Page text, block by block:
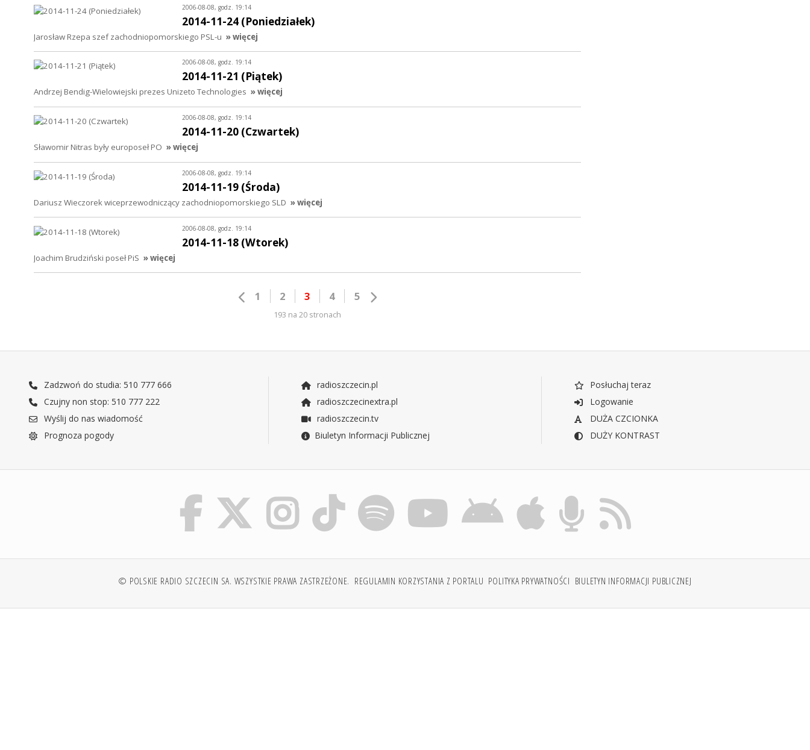
2006-08-08, godz. 19:14
2014-11-24 (Poniedziałek)
Jarosław Rzepa szef zachodniopomorskiego PSL-u » więcej
2006-08-08, godz. 19:14
2014-11-21 (Piątek)
Andrzej Bendig-Wielowiejski prezes Unizeto Technologies » więcej
2006-08-08, godz. 19:14
2014-11-20 (Czwartek)
Sławomir Nitras były europoseł PO » więcej
2006-08-08, godz. 19:14
2014-11-19 (Środa)
Dariusz Wieczorek wiceprzewodniczący zachodniopomorskiego SLD » więcej
2006-08-08, godz. 19:14
2014-11-18 (Wtorek)
Joachim Brudziński poseł PiS » więcej
1 2 3 4 5
193 na 20 stronach
Zadzwoń do studia: 510 777 666
Czujny non stop: 510 777 222
Wyślij do nas wiadomość
Prognoza pogody
radioszczecin.pl
radioszczecinextra.pl
radioszczecin.tv
Biuletyn Informacji Publicznej
Posłuchaj teraz
Logowanie
DUŻA CZCIONKA
DUŻY KONTRAST
© POLSKIE RADIO SZCZECIN SA. WSZYSTKIE PRAWA ZASTRZEŻONE. REGULAMIN KORZYSTANIA Z PORTALU POLITYKA PRYWATNOŚCI BIULETYN INFORMACJI PUBLICZNEJ